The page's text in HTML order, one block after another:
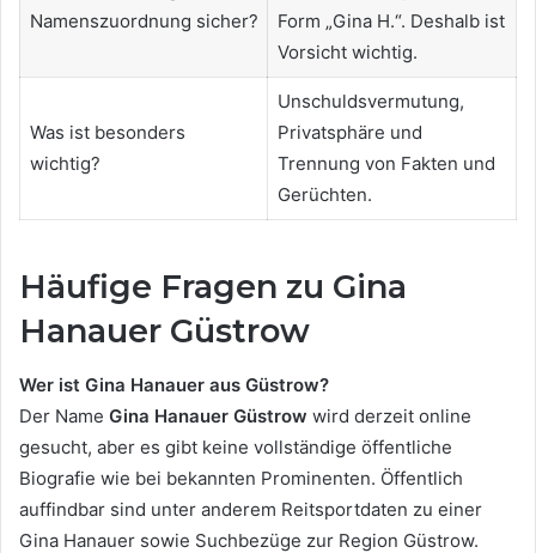
Namenszuordnung sicher?
Form „Gina H.“. Deshalb ist
Vorsicht wichtig.
Was ist besonders
wichtig?
Unschuldsvermutung,
Privatsphäre und
Trennung von Fakten und
Gerüchten.
Häufige Fragen zu Gina
Hanauer Güstrow
Wer ist Gina Hanauer aus Güstrow?
Der Name Gina Hanauer Güstrow wird derzeit online
gesucht, aber es gibt keine vollständige öffentliche
Biografie wie bei bekannten Prominenten. Öffentlich
auffindbar sind unter anderem Reitsportdaten zu einer
Gina Hanauer sowie Suchbezüge zur Region Güstrow.